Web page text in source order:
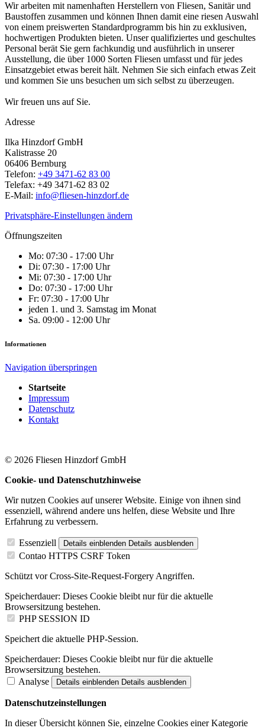
Wir arbeiten mit namenhaften Herstellern von Fliesen, Sanitär und
Baustoffen zusammen und können Ihnen damit eine riesen Auswahl
von einem preiswerten Standardprogramm bis hin zu exklusiven,
hochwertigen Produkten bieten. Unser qualifiziertes und geschultes
Personal berät Sie gern fachkundig und ausführlich in unserer
Ausstellung, die über 1000 Sorten Fliesen umfasst und für jedes
Einsatzgebiet etwas bereit hält. Nehmen Sie sich einfach etwas Zeit
und kommen Sie uns besuchen um sich selbst zu überzeugen.
Wir freuen uns auf Sie.
Adresse
Ilka Hinzdorf GmbH
Kalistrasse 20
06406 Bernburg
Telefon: +49 3471-62 83 00
Telefax: +49 3471-62 83 02
E-Mail: info@fliesen-hinzdorf.de
Privatsphäre-Einstellungen ändern
Öffnungszeiten
Mo: 07:30 - 17:00 Uhr
Di: 07:30 - 17:00 Uhr
Mi: 07:30 - 17:00 Uhr
Do: 07:30 - 17:00 Uhr
Fr: 07:30 - 17:00 Uhr
jeden 1. und 3. Samstag im Monat
Sa. 09:00 - 12:00 Uhr
Informationen
Navigation überspringen
Startseite
Impressum
Datenschutz
Kontakt
© 2026 Fliesen Hinzdorf GmbH
Cookie- und Datenschutzhinweise
Wir nutzen Cookies auf unserer Website. Einige von ihnen sind
essenziell, während andere uns helfen, diese Website und Ihre
Erfahrung zu verbessern.
Essenziell Details einblenden Details ausblenden
Contao HTTPS CSRF Token
Schützt vor Cross-Site-Request-Forgery Angriffen.
Speicherdauer: Dieses Cookie bleibt nur für die aktuelle
Browsersitzung bestehen.
PHP SESSION ID
Speichert die aktuelle PHP-Session.
Speicherdauer: Dieses Cookie bleibt nur für die aktuelle
Browsersitzung bestehen.
Analyse
Details einblenden Details ausblenden
Datenschutzeinstellungen
In dieser Übersicht können Sie, einzelne Cookies einer Kategorie